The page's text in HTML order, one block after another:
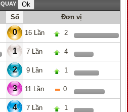
QUAY
Số Đơn vị
0 16 Lần 2
1 7 Lần 4
2 9 Lần 1
3 11 Lần 0
4 7 Lần 1